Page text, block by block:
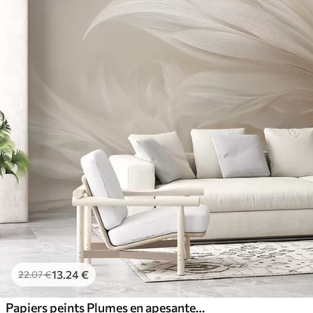
22.07€13.24€
Papiers peints Plumes en apesanteur dans les tons crème vanille